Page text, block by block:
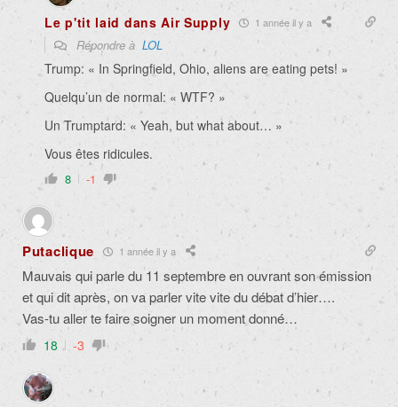
Le p'tit laid dans Air Supply 1 année il y a
Répondre à LOL
Trump: « In Springfield, Ohio, aliens are eating pets! »
Quelqu’un de normal: « WTF? »
Un Trumptard: « Yeah, but what about… »
Vous êtes ridicules.
8 -1
Putaclique 1 année il y a
Mauvais qui parle du 11 septembre en ouvrant son émission
et qui dit après, on va parler vite vite du débat d’hier….
Vas-tu aller te faire soigner un moment donné…
18 -3